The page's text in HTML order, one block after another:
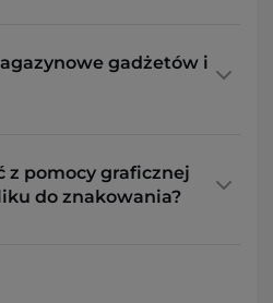
gadżetów i
z pomocy graficznej
do znakowania?